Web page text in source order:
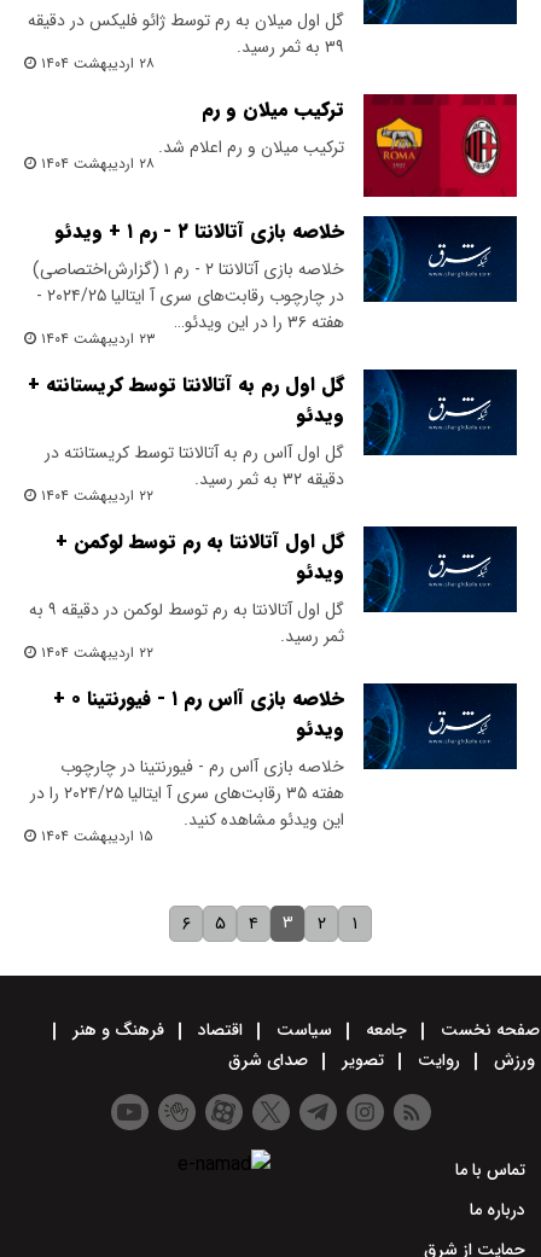
گل اول میلان به رم توسط ژائو فلیکس در دقیقه
۳۹ به ثمر رسید.
۲۸ اردیبهشت ۱۴۰۴
ترکیب میلان و رم
ترکیب میلان و رم اعلام شد.
۲۸ اردیبهشت ۱۴۰۴
خلاصه بازی آتالانتا ۲ - رم ۱ + ویدئو
خلاصه بازی آتالانتا ۲ - رم ۱ (گزارش‌اختصاصی)
در چارچوب رقابت‌های سری آ ایتالیا ۲۰۲۴/۲۵ -
هفته ۳۶ را در این ویدئو…
۲۳ اردیبهشت ۱۴۰۴
گل اول رم‌ به آتالانتا توسط کریستانته +
ویدئو
گل اول آاس رم‌ به آتالانتا توسط کریستانته در
دقیقه ۳۲ به ثمر رسید.
۲۲ اردیبهشت ۱۴۰۴
گل اول آتالانتا به رم توسط لوکمن +
ویدئو
گل اول آتالانتا به رم توسط لوکمن در دقیقه ۹ به
ثمر رسید.
۲۲ اردیبهشت ۱۴۰۴
خلاصه بازی آاس رم ۱ - فیورنتینا ۰ +
ویدئو
خلاصه بازی آاس رم - فیورنتینا در چارچوب
هفته ۳۵ رقابت‌های سری آ ایتالیا ۲۰۲۴/۲۵ را در
این ویدئو مشاهده کنید.
۱۵ اردیبهشت ۱۴۰۴
۱ ۲ ۳ ۴ ۵ ۶
صفحه نخست جامعه سیاست اقتصاد
فرهنگ و هنر
ورزش
روایت تصویر صدای شرق
تماس با ما
درباره ما
حمایت از شرق